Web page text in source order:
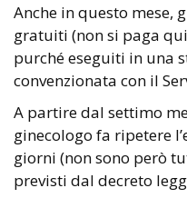
Anche in questo mese,
gratuiti (non si paga
purché eseguiti in una
convenzionata con il
A partire dal settimo
ginecologo fa ripetere
giorni (non sono però
previsti dal decreto